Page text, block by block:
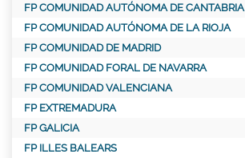
FP COMUNIDAD AUTÓNOMA DE CANTABRIA
FP COMUNIDAD AUTÓNOMA DE LA RIOJA
FP COMUNIDAD DE MADRID
FP COMUNIDAD FORAL DE NAVARRA
FP COMUNIDAD VALENCIANA
FP EXTREMADURA
FP GALICIA
FP ILLES BALEARS